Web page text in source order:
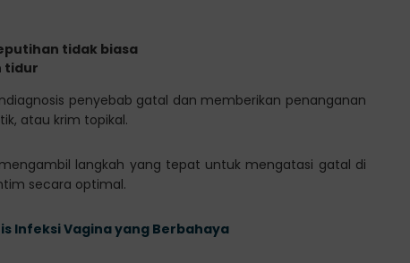
tidak biasa
tidur
penyebab gatal dan memberikan penanganan
atau krim topikal.
langkah yang tepat untuk mengatasi gatal di
secara optimal.
Infeksi Vagina yang Berbahaya